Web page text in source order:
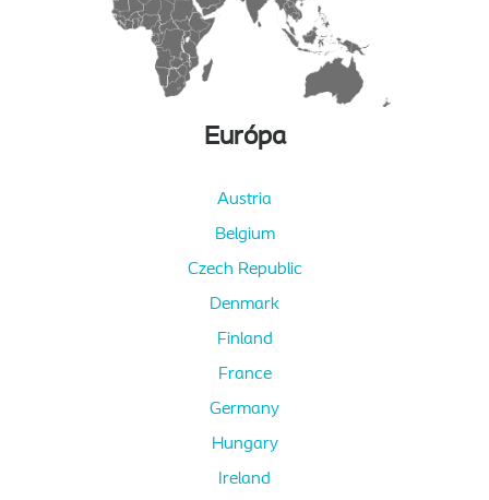
Európa
Austria
Belgium
Czech Republic
Denmark
Finland
France
Germany
Hungary
Ireland